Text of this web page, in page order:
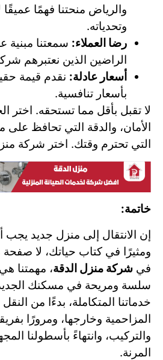
والرياض منحتنا فهمًا
وتحدياته.
رضا العملاء: سمعتنا مبنية
الراضين الذين نعتبرهم
أسعار عادلة: نقدم قيمة
بأسعار تنافسية.
لا تقبل بأقل مما تستحقه. اختر
الأمان، والدقة التي تحافظ على
التي تحترم وقتك. اختر شركة
خاتمة:
إن الانتقال إلى منزل جديد
ومثيرًا في كتاب حياتك، لا صفحة
في شركة منزل الدقة، مهمتنا
سلسة ومريحة في مسكنك
خدماتنا المتكاملة، بدءًا من
المزاحمية وخارجها، ومرورًا
والتركيب، وانتهاءً بأسطولنا
المرنة.